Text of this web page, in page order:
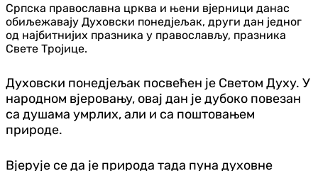
Српска православна црква и њени вјерници данас
обиљежавају Духовски понедјељак, други дан једног
од најбитнијих празника у православљу, празника
Свете Тројице.
Духовски понедјељак посвећен је Светом Духу. У
народном вјеровању, овај дан је дубоко повезан
са душама умрлих, али и са поштовањем
природе.
Вјерује се да је природа тада пуна духовне